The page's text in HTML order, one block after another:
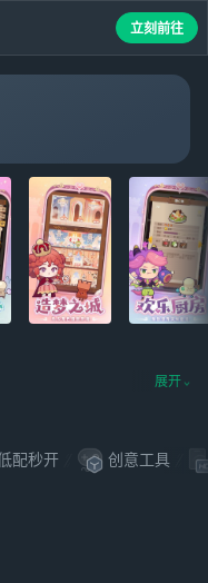
动，不给任何人虐狗的
展开
配秒开 创意工具
立刻前往